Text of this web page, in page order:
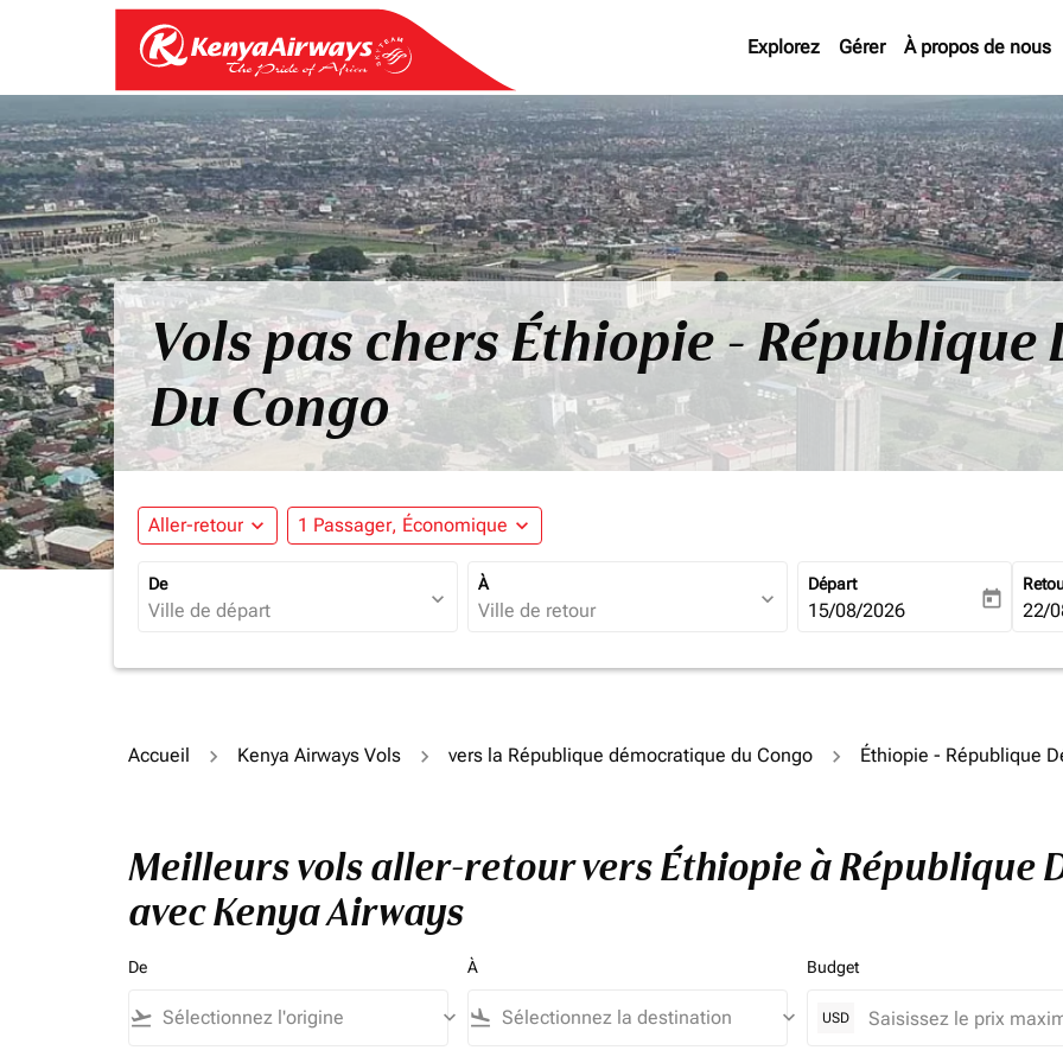
Explorez Gérer À propos de nous
Vols pas chers Éthiopie -
Du Congo
Aller-retour expand_more 1 Passager, Économique expand_more
De
expand_more
À
expand_more
Départ
fc-booking-departure-date-
15/08/2026 today fc-
22/
Accueil Kenya Airways Vols vers la République démocratique du Congo Éthiopie - République
Meilleurs vols aller-retour vers Éthiopie à République
avec Kenya Airways
De
flight_takeoff keyboard_arrow_down
À
flight_land keyboard_arrow_down
Budget
USD